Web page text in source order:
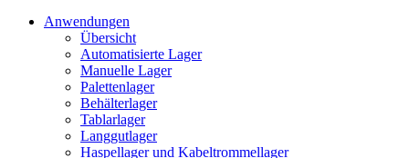
Anwendungen
Übersicht
Automatisierte Lager
Manuelle Lager
Palettenlager
Behälterlager
Tablarlager
Langgutlager
Haspellager und Kabeltrommellager